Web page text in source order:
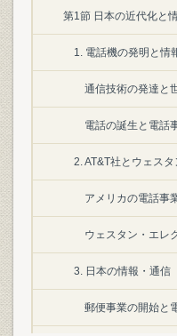
第1節 日本の近代化と
1. 電話機の発明と情
通信技術の発達と
電話の誕生と電話
2. AT&T社とウェス
アメリカの電話事
ウェスタン・エレ
3. 日本の情報・通信
郵便事業の開始と